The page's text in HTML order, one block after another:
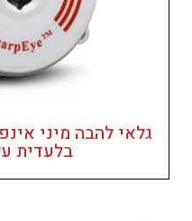
גלאי להבה מיני
בלעדית